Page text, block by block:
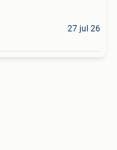
27 jul 26